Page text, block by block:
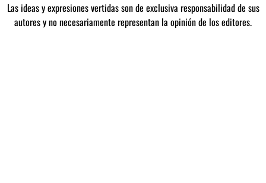
Las ideas y expresiones vertidas son de exclusiva responsabilidad de sus
autores y no necesariamente representan la opinión de los editores.